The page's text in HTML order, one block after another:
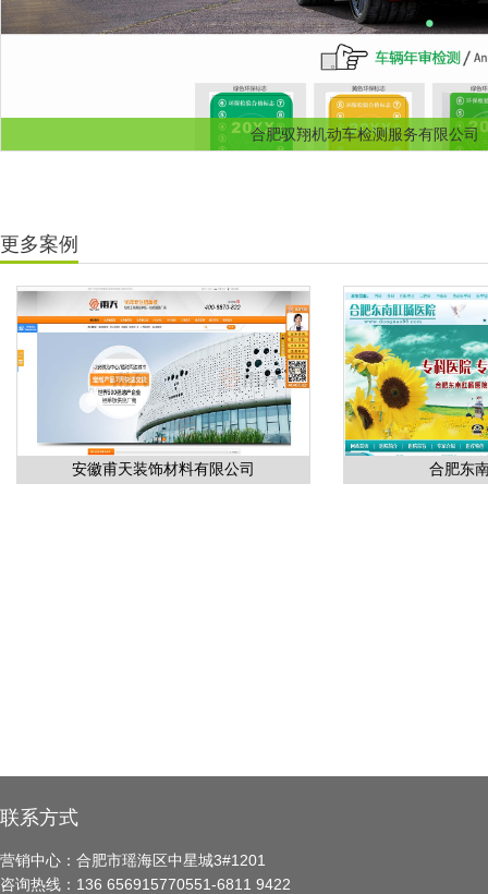
合肥驭翔机动车检测服务有限公司
更多案例
安徽甫天装饰材料有限公司 合肥东
联系方式
营销中心：合肥市瑶海区中星城3#1201
咨询热线：136 656915770551-6811 9422